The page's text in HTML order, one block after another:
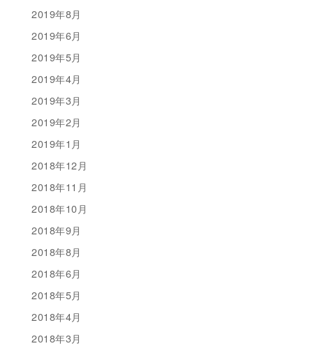
2019年8月
2019年6月
2019年5月
2019年4月
2019年3月
2019年2月
2019年1月
2018年12月
2018年11月
2018年10月
2018年9月
2018年8月
2018年6月
2018年5月
2018年4月
2018年3月